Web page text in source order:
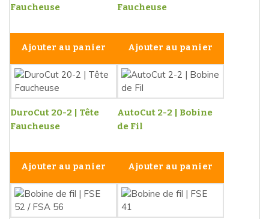
Faucheuse
Ajouter au panier
Faucheuse
Ajouter au panier
DuroCut 20-2 | Tête
Faucheuse
Ajouter au panier
AutoCut 2-2 | Bobine
de Fil
Ajouter au panier